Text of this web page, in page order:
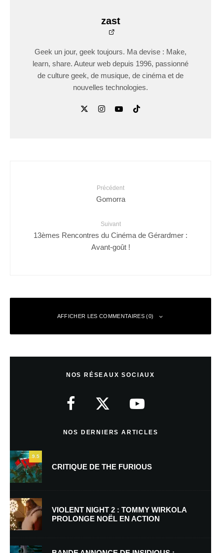
zast
Geek un jour, geek toujours. Ma devise : Make,
learn, share. Auteur web depuis 1996, passionné
de culture geek, de musique, de cinéma et de
nouvelles technologies.
Précédent
Gomorra
Suivant
13èmes Rencontres du Cinéma de Gérardmer :
Avant-goût !
AFFICHER LES COMMENTAIRES (0)
Nom*
NOS RÉSEAUX SOCIAUX
NOS DERNIERS ARTICLES
9.5
CRITIQUE DE THE FURIOUS
VIOLENT NIGHT 2 : TOMMY WIRKOLA
PROLONGE NOËL EN ACTION